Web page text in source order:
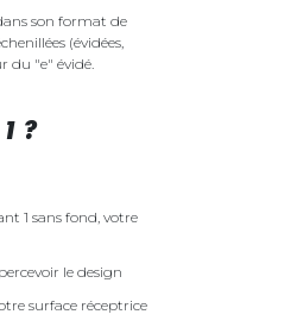
son format de
(évidées,
du "e" évidé.
?
1 sans fond, votre
le design
surface réceptrice